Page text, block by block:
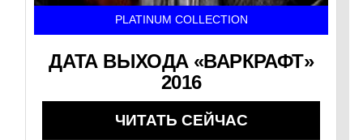
PLATINUM COLLECTION
ДАТА ВЫХОДА «ВАРКРАФТ»
2016
ЧИТАТЬ СЕЙЧАС